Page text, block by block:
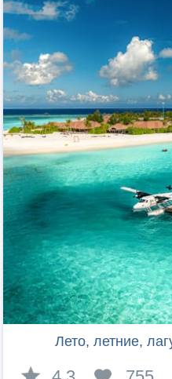
Лето, летние,